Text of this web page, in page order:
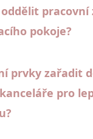
pracovní
pokoje?
prvky zařadit
pro